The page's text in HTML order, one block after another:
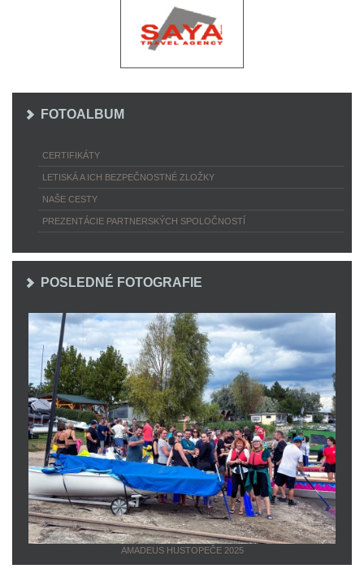
FOTOALBUM
CERTIFIKÁTY
LETISKÁ A ICH BEZPEČNOSTNÉ ZLOŽKY
NAŠE CESTY
PREZENTÁCIE PARTNERSKÝCH SPOLOČNOSTÍ
POSLEDNÉ FOTOGRAFIE
AMADEUS HUSTOPEČE 2025